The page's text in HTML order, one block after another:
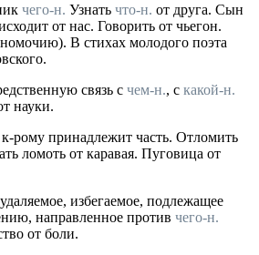
чего-н. Узнать что-н. от друга. Сын
от нас. Говорить от чьегон.
В стихах молодого поэта
связь с чем-н., с какой-н.
науки.
рому принадлежит часть. Отломить
ломоть от каравая. Пуговица от
удаляемое, избегаемое, подлежащее
направленное против чего-н.
от боли.